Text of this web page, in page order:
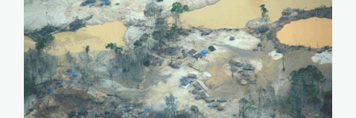
mineria_madre_acca